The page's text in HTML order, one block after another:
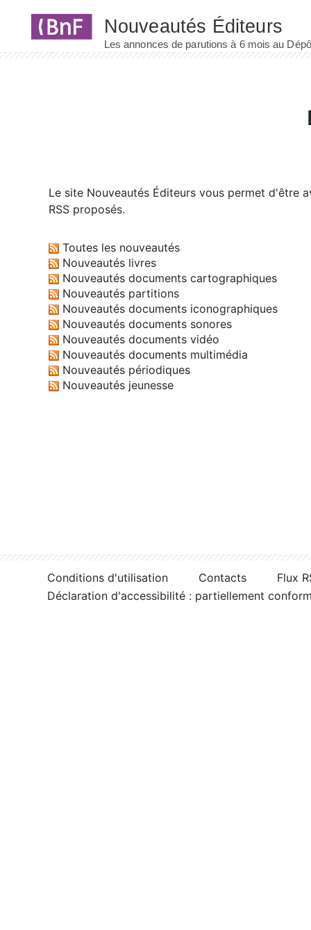
Le site Nouveautés Éditeurs vous permet d'être
RSS proposés.
Toutes les nouveautés
Nouveautés livres
Nouveautés documents cartographiques
Nouveautés partitions
Nouveautés documents iconographiques
Nouveautés documents sonores
Nouveautés documents vidéo
Nouveautés documents multimédia
Nouveautés périodiques
Nouveautés jeunesse
Conditions d'utilisation Contacts
Flux
Déclaration d'accessibilité : partiellement